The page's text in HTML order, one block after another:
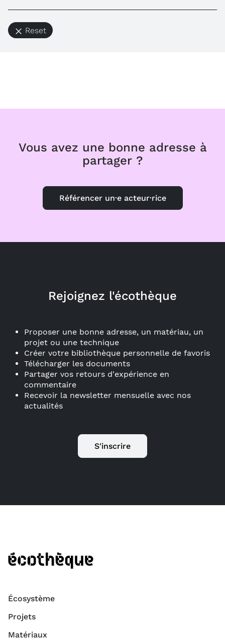
Reset
Vous avez une bonne adresse à
partager ?
Référencer un·e acteur·rice
Rejoignez l'écothèque
Proposer une bonne adresse, un matériau, un
projet ou une technique
Créer votre bibliothèque personnelle de favoris
Télécharger les documents
Partager vos retours d'expérience en
commentaire
Recevoir la newsletter mensuelle avec nos
actualités
S'inscrire
Écosystème
Projets
Matériaux